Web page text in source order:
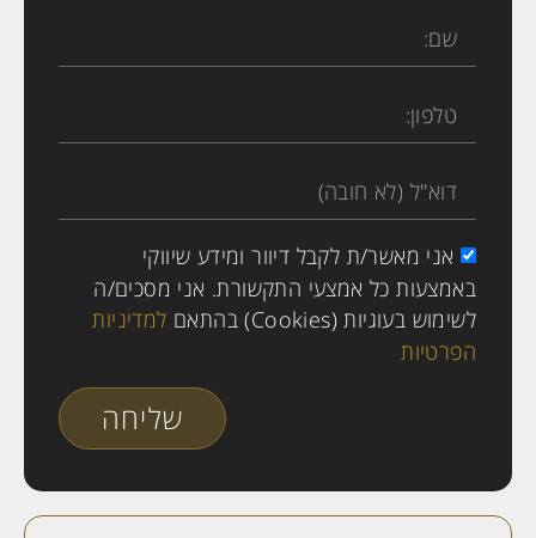
אני מאשר/ת לקבל דיוור ומידע שיווקי
באמצעות כל אמצעי התקשורת. אני מסכים/ה
לשימוש בעוגיות (Cookies) בהתאם
למדיניות
הפרטיות
שליחה